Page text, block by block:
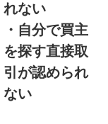
れない
・自分で買主
を探す直接取
引が認められ
ない